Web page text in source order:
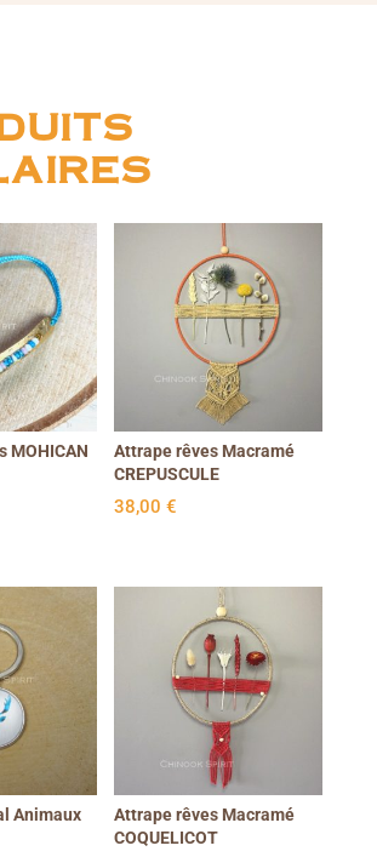
MOHICAN
Attrape rêves Macramé
CREPUSCULE
38,00€
Animaux
Attrape rêves Macramé
COQUELICOT